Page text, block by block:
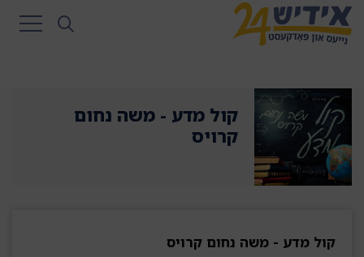
קול מדע - משה נחום
קרויס
קול מדע - משה נחום קרויס